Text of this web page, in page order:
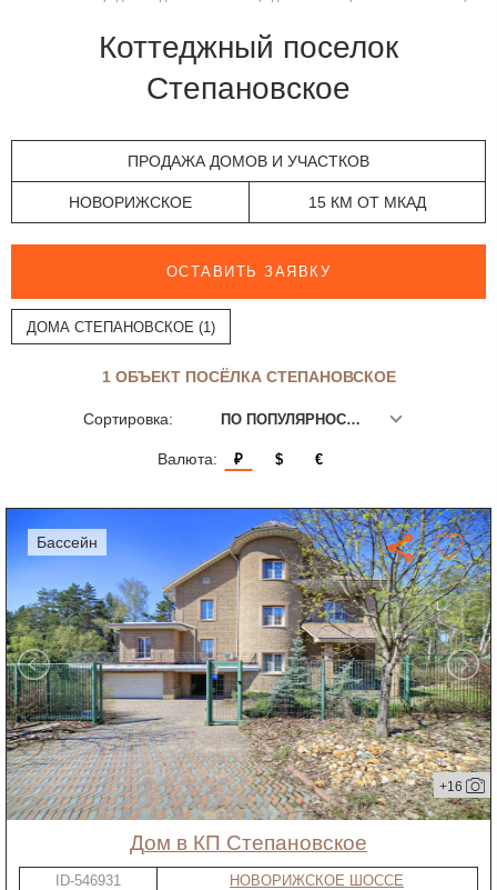
Коттеджный поселок
Степановское
ПРОДАЖА ДОМОВ И УЧАСТКОВ
НОВОРИЖСКОЕ 15 КМ ОТ МКАД
ОСТАВИТЬ ЗАЯВКУ
ДОМА СТЕПАНОВСКОЕ (1)
1 ОБЪЕКТ ПОСЁЛКА СТЕПАНОВСКОЕ
Сортировка: ПО ПОПУЛЯРНОСТИ
Валюта: ₽ $ €
бассейн
+16
дом в КП Степановское
ID-546931
НОВОРИЖСКОЕ ШОССЕ